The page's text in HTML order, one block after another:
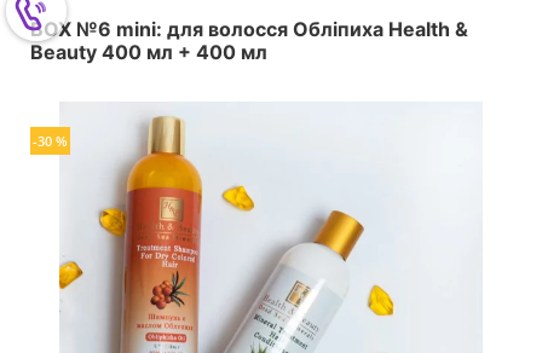
BOX №6 mini: для волосся Обліпиха Health &
Beauty 400 мл + 400 мл
-30 %